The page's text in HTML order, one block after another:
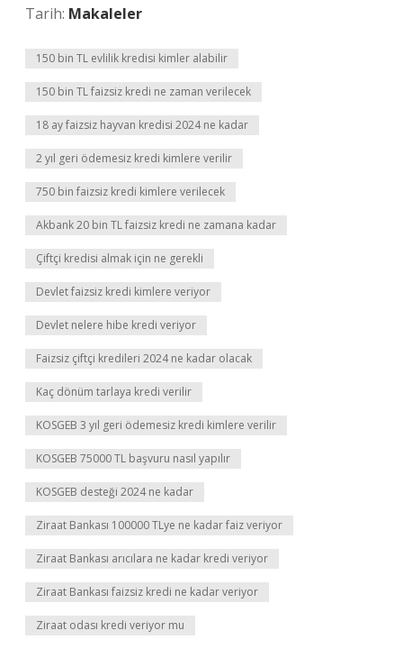
Tarih: Makaleler
150 bin TL evlilik kredisi kimler alabilir
150 bin TL faizsiz kredi ne zaman verilecek
18 ay faizsiz hayvan kredisi 2024 ne kadar
2 yıl geri ödemesiz kredi kimlere verilir
750 bin faizsiz kredi kimlere verilecek
Akbank 20 bin TL faizsiz kredi ne zamana kadar
Çiftçi kredisi almak için ne gerekli
Devlet faizsiz kredi kimlere veriyor
Devlet nelere hibe kredi veriyor
Faizsiz çiftçi kredileri 2024 ne kadar olacak
Kaç dönüm tarlaya kredi verilir
KOSGEB 3 yıl geri ödemesiz kredi kimlere verilir
KOSGEB 75000 TL başvuru nasıl yapılır
KOSGEB desteği 2024 ne kadar
Ziraat Bankası 100000 TLye ne kadar faiz veriyor
Ziraat Bankası arıcılara ne kadar kredi veriyor
Ziraat Bankası faizsiz kredi ne kadar veriyor
Ziraat odası kredi veriyor mu